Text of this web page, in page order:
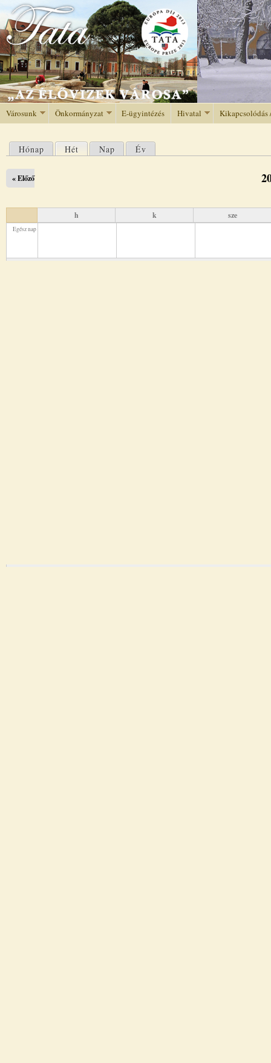
Jump to navigation
Városunk Önkormányzat E-ügyintézés Hivatal Kikapcsolódás
Elsődleges fülek
Hónap Hét (aktív fül)
Nap Év
« Előző
h k sze
Egész nap